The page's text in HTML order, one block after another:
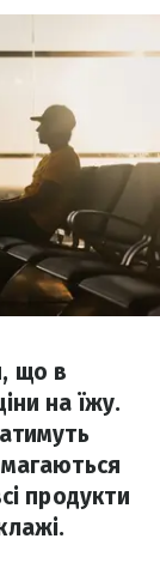
що в
на їжу.
продукти